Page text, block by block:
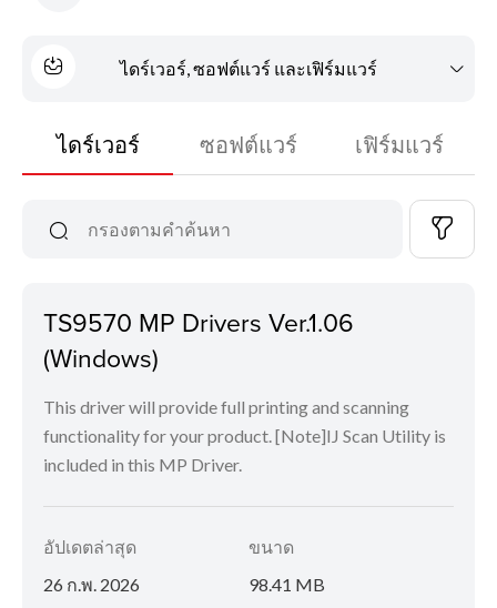
ไดร์เวอร์, ซอฟต์แวร์ และเฟิร์มแวร์
ไดร์เวอร์ ซอฟต์แวร์ เฟิร์มแวร์
TS9570 MP Drivers Ver.1.06
(Windows)
This driver will provide full printing and scanning
functionality for your product. [Note]IJ Scan Utility is
included in this MP Driver.
อัปเดตล่าสุด
26 ก.พ. 2026
ขนาด
98.41 MB